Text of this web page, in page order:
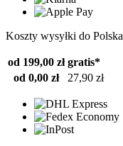
Koszty wysyłki do Polska
od 199,00 zł gratis*
od 0,00 zł
27,90 zł